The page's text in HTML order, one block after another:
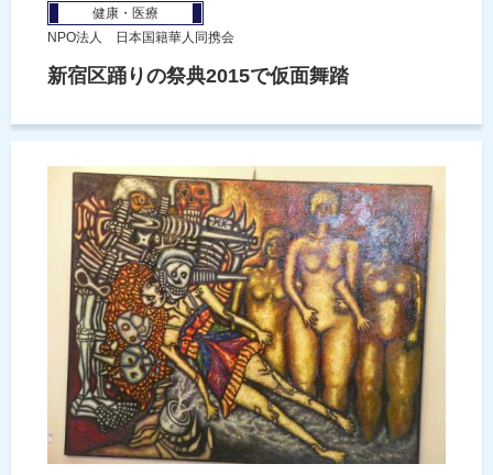
健康・医療
NPO法人 日本国籍華人同携会
新宿区踊りの祭典2015で仮面舞踏